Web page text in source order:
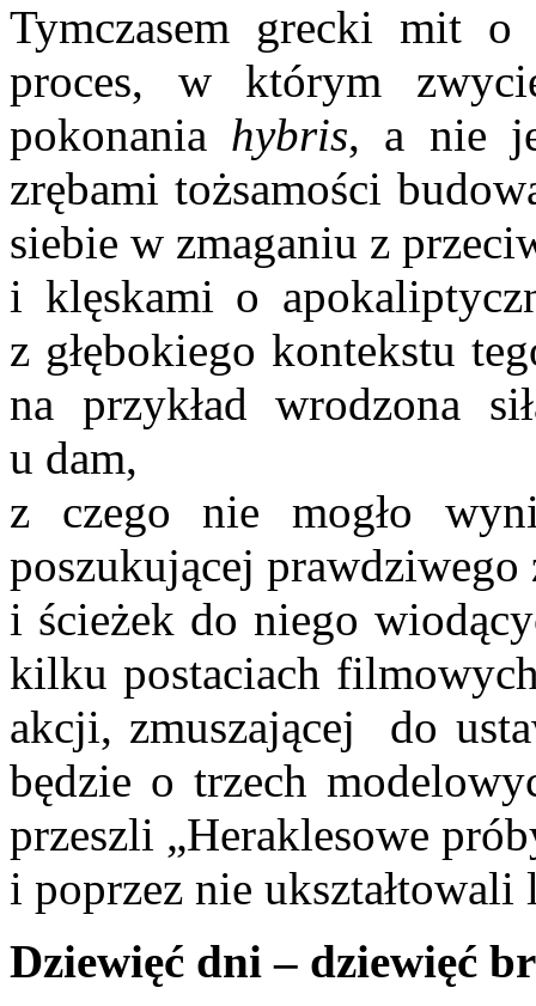
Tymczasem grecki mit o
proces, w którym
pokonania hybris, a nie
zrębami tożsamości
siebie w zmaganiu z
i klęskami o
z głębokiego kontekstu
na przykład wrodzona
u dam,
z czego nie mogło
poszukującej prawdziwego
i ścieżek do niego
kilku postaciach
akcji, zmuszającej do
będzie o trzech
przeszli „Heraklesowe
i poprzez nie ukształtowali
Dziewięć dni – dziewięć